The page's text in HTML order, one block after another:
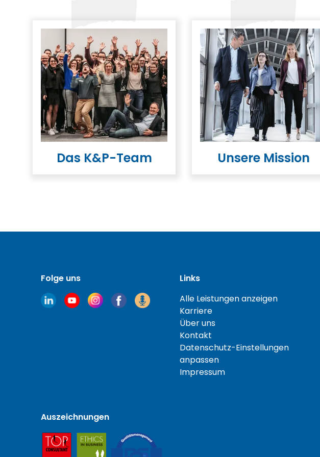
Das K&P-Team Unsere Mission
Folge uns
Links
Alle Leistungen anzeigen
Karriere
Über uns
Kontakt
Datenschutz-Einstellungen
anpassen
Impressum
Auszeichnungen